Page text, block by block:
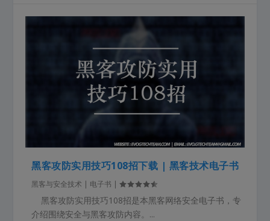
黑客攻防实用技巧108招下载 | 黑客技术电子书
黑客与安全技术 | 电子书 |
黑客攻防实用技巧108招是本黑客网络安全电子书，专
介绍围绕安全与黑客攻防内容。...